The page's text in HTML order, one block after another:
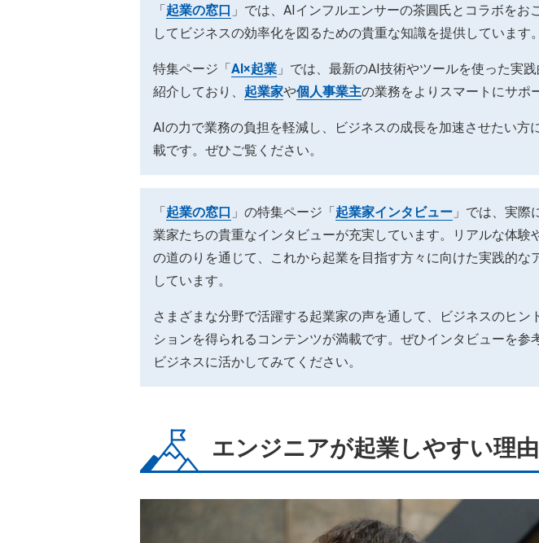
「起業の窓口 」では、AIインフルエンサーの茶圓氏とコラボをお
してビジネスの効率化を図るための貴重な知識を提供しています。
特集ページ「AI×起業 」では、最新のAI技術やツールを使った実
紹介しており、 起業家や個人事業主の業務をよりスマートにサポ
AIの力で業務の負担を軽減し、ビジネスの成長を加速させたい方
載です。ぜひご覧ください。
「起業の窓口 」の特集ページ「起業家インタビュー 」では、実際
業家たちの貴重なインタビューが充実しています。リアルな体験
の道のりを通じて、これから起業を目指す方々に向けた実践的な
しています。
さまざまな分野で活躍する起業家の声を通して、ビジネスのヒン
ションを得られるコンテンツが満載です。ぜひインタビューを参
ビジネスに活かしてみてください。
エンジニアが起業しやすい理由